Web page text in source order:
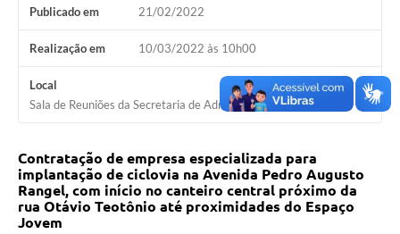
Plano Municipal de Saneamento Básico
Arquivos para Download
Guarda Civil Municipal (GCM)
Manual para arquivo de remessa – NFSe
Lei de Acesso à Informação
Galeria de Vídeos
Publicado em 21/02/2022
Realização em 10/03/2022 às 10h00
Local
Sala de Reuniões da Secretaria de Administração
Contratação de empresa especializada para
implantação de ciclovia na Avenida Pedro Augusto
Rangel, com início no canteiro central próximo da
rua Otávio Teotônio até proximidades do Espaço
Jovem